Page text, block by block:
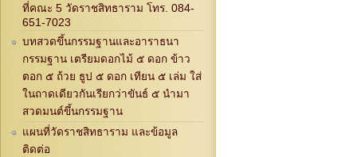
ที่คณะ 5 วัดราชสิทธาราม โทร. 084-
651-7023
บทสวดขึ้นกรรมฐานและอาราธนา
กรรมฐาน เตรียมดอกไม้ ๕ ดอก ข้าว
ตอก ๕ ถ้วย ธูป ๕ ดอก เทียน ๕ เล่ม ใส่
ในถาดเดียวกันเรียกว่าขันธ์ ๕ นำมา
สวดมนต์ขึ้นกรรมฐาน
แผนที่วัดราชสิทธาราม และข้อมูล
ติดต่อ